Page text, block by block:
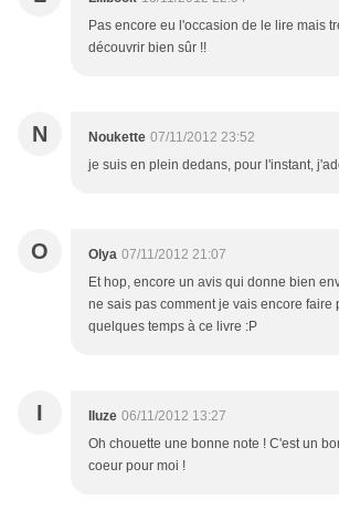
Pas encore eu l'occasion de le lire mais
découvrir bien sûr !!
N Noukette 07/11/2012 23:52
je suis en plein dedans, pour l'instant,
O Olya 07/11/2012 21:07
Et hop, encore un avis qui donne bien
ne sais pas comment je vais encore faire
quelques temps à ce livre :P
I Iluze 06/11/2012 13:27
Oh chouette une bonne note ! C'est un
coeur pour moi !